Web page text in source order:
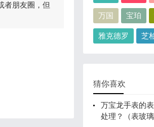
者朋友圈，但
万国 宝珀
雅克德罗 芝
猜你喜欢
万宝龙手表的
处理？（表玻